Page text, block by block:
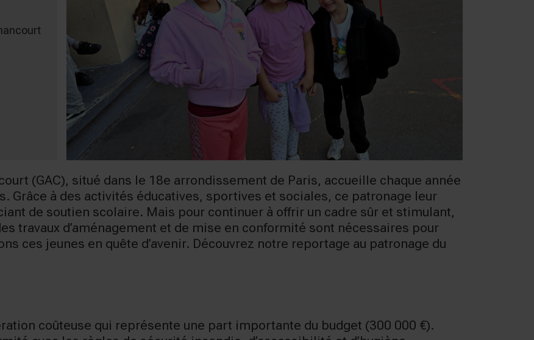
(GAC), situé dans le 18e arrondissement de Paris, accueille chaque année
Grâce à des activités éducatives, sportives et sociales, ce patronage leur
de soutien scolaire. Mais pour continuer à offrir un cadre sûr et stimulant,
travaux d’aménagement et de mise en conformité sont nécessaires pour
ces jeunes en quête d’avenir. Découvrez notre reportage au patronage du
coûteuse qui représente une part importante du budget (300 000 €).